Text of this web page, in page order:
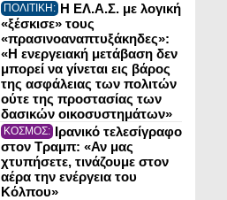
ΠΟΛΙΤΙΚΗ: Η ΕΛ.Α.Σ. με λογική
«ξέσκισε» τους
«πρασινοαναπτυξάκηδες»:
«Η ενεργειακή μετάβαση δεν
μπορεί να γίνεται εις βάρος
της ασφάλειας των πολιτών
ούτε της προστασίας των
δασικών οικοσυστημάτων»
ΚΟΣΜΟΣ: Ιρανικό τελεσίγραφο
στον Τραμπ: «Αν μας
χτυπήσετε, τινάζουμε στον
αέρα την ενέργεια του
Κόλπου»